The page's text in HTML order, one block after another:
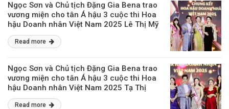
Ngọc Sơn và Chủ tịch Đặng Gia Bena trao
vương miện cho tân Á hậu 3 cuộc thi Hoa
hậu Doanh nhân Việt Nam 2025 Lê Thị Mỹ
Linh
Read more
Ngọc Sơn và Chủ tịch Đặng Gia Bena trao
vương miện cho tân Á hậu 3 cuộc thi Hoa
hậu Doanh nhân Việt Nam 2025 Tạ Thị
Duyên
Read more